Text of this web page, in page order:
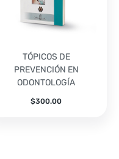
TÓPICOS DE
PREVENCIÓN EN
ODONTOLOGÍA
$300.00